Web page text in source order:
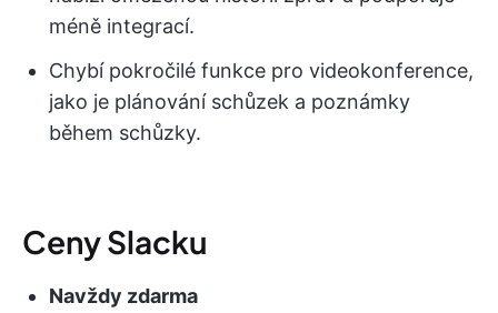
méně integrací.
Chybí pokročilé funkce pro videokonference,
jako je plánování schůzek a poznámky
během schůzky.
Ceny Slacku
Navždy zdarma